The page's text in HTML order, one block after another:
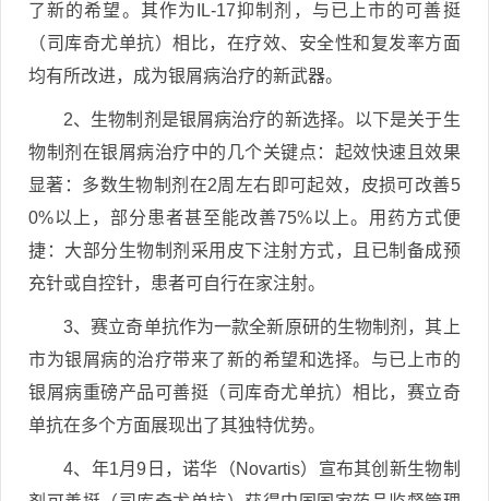
了新的希望。其作为IL-17抑制剂，与已上市的可善挺
（司库奇尤单抗）相比，在疗效、安全性和复发率方面
均有所改进，成为银屑病治疗的新武器。
2、生物制剂是银屑病治疗的新选择。以下是关于生
物制剂在银屑病治疗中的几个关键点：起效快速且效果
显著：多数生物制剂在2周左右即可起效，皮损可改善5
0%以上，部分患者甚至能改善75%以上。用药方式便
捷：大部分生物制剂采用皮下注射方式，且已制备成预
充针或自控针，患者可自行在家注射。
3、赛立奇单抗作为一款全新原研的生物制剂，其上
市为银屑病的治疗带来了新的希望和选择。与已上市的
银屑病重磅产品可善挺（司库奇尤单抗）相比，赛立奇
单抗在多个方面展现出了其独特优势。
4、年1月9日，诺华（Novartis）宣布其创新生物制